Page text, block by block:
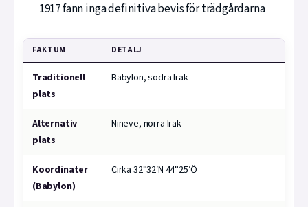
1917 fann inga definitiva bevis för trädgårdarna
FAKTUM DETALJ
Traditionell
plats
Babylon, södra Irak
Alternativ
plats
Nineve, norra Irak
Koordinater
(Babylon)
Cirka 32°32′N 44°25′Ö